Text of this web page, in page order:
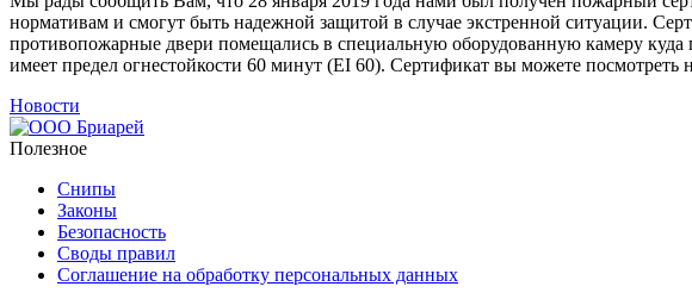
нормативам и смогут быть надежной защитой в случае экстренной ситуации.
противопожарные двери помещались в специальную оборудованную камеру куда
имеет предел огнестойкости 60 минут (EI 60). Сертификат вы можете посмотреть
Новости
Полезное
Снипы
Законы
Безопасность
Своды правил
Соглашение на обработку персональных данных